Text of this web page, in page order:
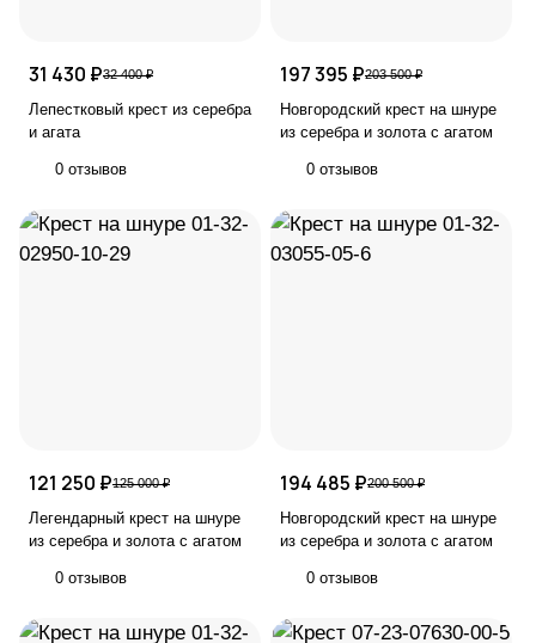
31 430 ₽32 400 ₽
Лепестковый крест из серебра
и агата
0 отзывов
197 395 ₽203 500 ₽
Новгородский крест на шнуре
из серебра и золота с агатом
0 отзывов
121 250 ₽125 000 ₽
Легендарный крест на шнуре
из серебра и золота с агатом
0 отзывов
194 485 ₽200 500 ₽
Новгородский крест на шнуре
из серебра и золота с агатом
0 отзывов